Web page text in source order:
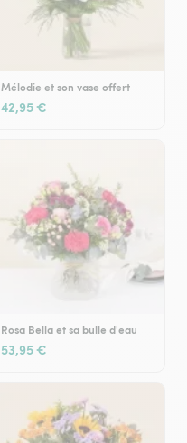
Mélodie et son vase offert
42,95 €
Rosa Bella et sa bulle d'eau
53,95 €